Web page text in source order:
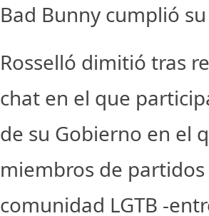
Bad Bunny cumplió
Rosselló dimitió tras
chat en el que
de su Gobierno en el
miembros de
comunidad LGTB -